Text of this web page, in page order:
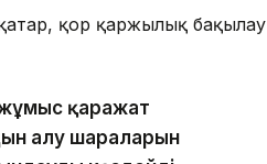
қор қаржылық бақылау
жұмыс қаражат
алу шараларын